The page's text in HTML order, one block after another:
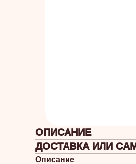
ОПИСАНИЕ
ДОСТАВКА ИЛИ
Описание